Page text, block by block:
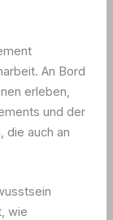
An Bord
erleben,
und der
die auch an
wie